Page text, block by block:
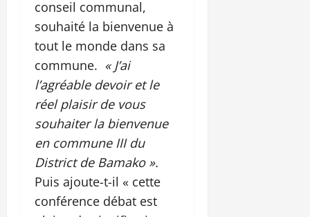
conseil communal,
souhaité la bienvenue à
tout le monde dans sa
commune. « J’ai
l’agréable devoir et le
réel plaisir de vous
souhaiter la bienvenue
en commune III du
District de Bamako ».
Puis ajoute-t-il « cette
conférence débat est